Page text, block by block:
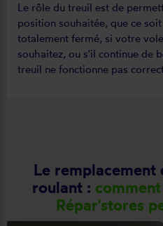
Le rôle du treuil est de
position souhaitée, que ce
totalement fermé, si votre
souhaitez, ou s'il continue de
treuil ne fonctionne pas
Le
roulant :
Répar'stores